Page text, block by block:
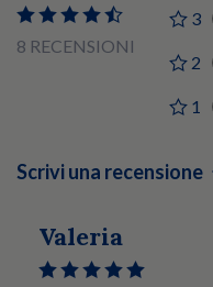
8 RECENSIONI
3
2
1
Scrivi una recensione
Valeria